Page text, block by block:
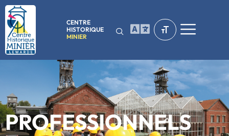
CENTRE
HISTORIQUE
MINIER
PROFESSIONNELS